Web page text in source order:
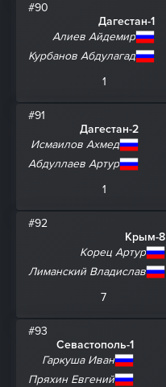
#90
Дагестан-1
Алиев Айдемир
Курбанов Абдулагад
1
#91
Дагестан-2
Исмаилов Ахмед
Абдуллаев Артур
1
#92
Крым-8
Корец Артур
Лиманский Владислав
7
#93
Севастополь-1
Гаркуша Иван
Пряхин Евгений